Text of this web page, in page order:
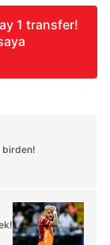
bilgi
işlevsel
panel
detaylı bilgi
uyarınca
1 transfer!
birden!